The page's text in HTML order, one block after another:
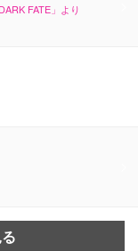
FATE」より